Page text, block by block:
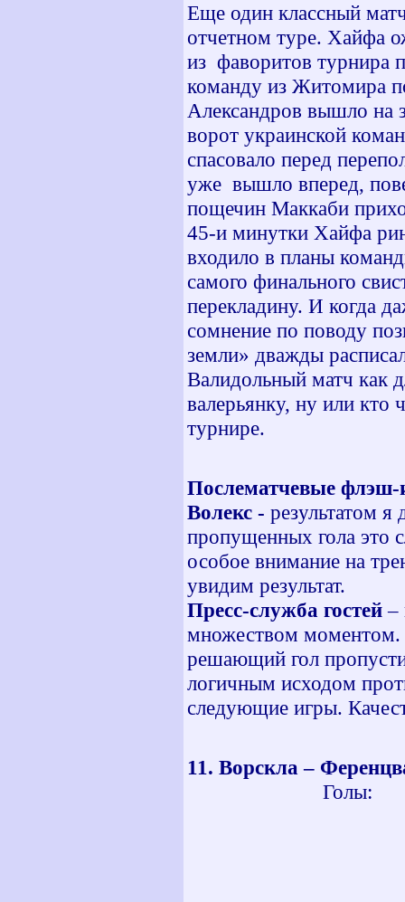
Еще один классный
отчетном туре. Хайфа
из фаворитов турнира
команду из Житомира
Александров вышло на
ворот украинской
спасовало перед
уже вышло вперед,
пощечин Маккаби
45-и минутки Хайфа
входило в планы
самого финального
перекладину. И когда
сомнение по поводу
земли» дважды
Валидольный матч как
валерьянку, ну или кто
турнире.
Послематчевые
Волекс - результатом
пропущенных гола это
особое внимание на
увидим результат.
Пресс-служба гостей–
множеством моментом.
решающий гол
логичным исходом
следующие игры.
11. Ворскла –
Голы: 5